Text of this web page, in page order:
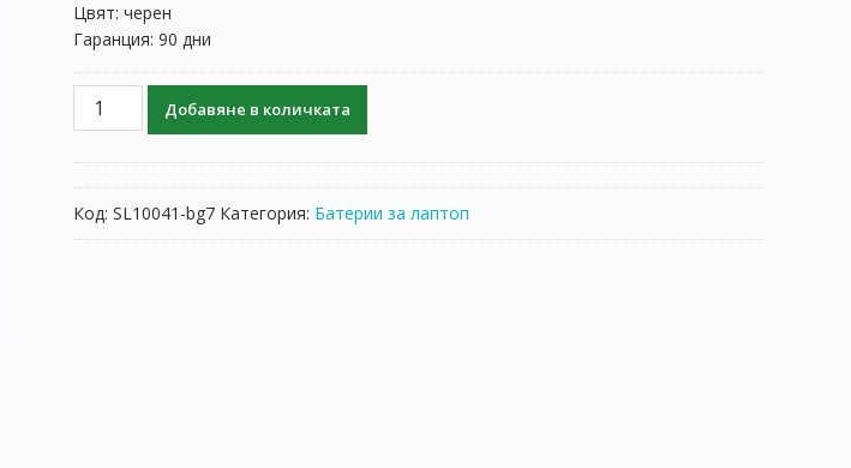
Цвят: черен
Гаранция: 90 дни
количество
лаптоп
ASUS
Добавяне в количката
Код: SL10041-bg7 Категория: Батерии за лаптоп